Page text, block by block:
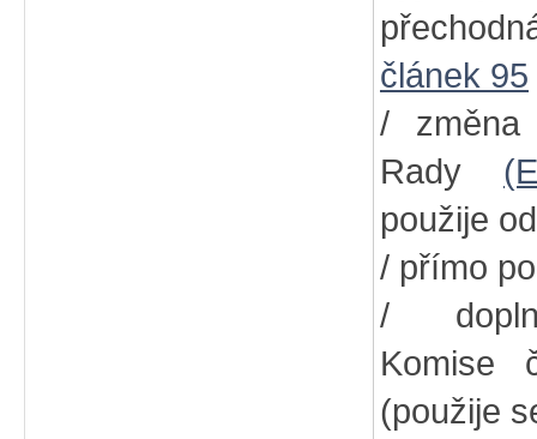
článek 95
/ změna
Rady
použije
/ přímo
/
(použije